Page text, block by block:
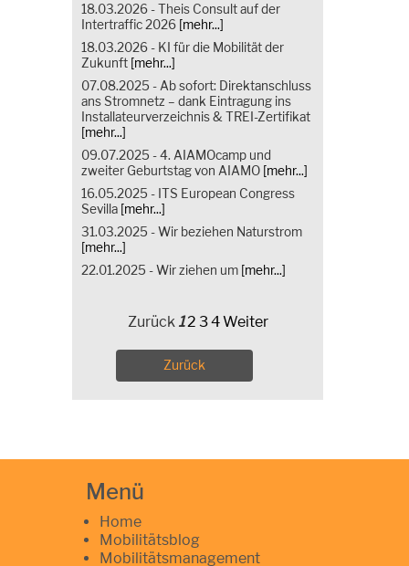
18.03.2026 - Theis Consult auf der
Intertraffic 2026 [mehr...]
18.03.2026 - KI für die Mobilität der
Zukunft [mehr...]
07.08.2025 - Ab sofort: Direktanschluss
ans Stromnetz – dank Eintragung ins
Installateurverzeichnis & TREI-Zertifikat
[mehr...]
09.07.2025 - 4. AIAMOcamp und
zweiter Geburtstag von AIAMO [mehr...]
16.05.2025 - ITS European Congress
Sevilla [mehr...]
31.03.2025 - Wir beziehen Naturstrom
[mehr...]
22.01.2025 - Wir ziehen um [mehr...]
Zurück 1 2 34Weiter
Zurück
Menü
Home
Mobilitätsblog
Mobilitätsmanagement